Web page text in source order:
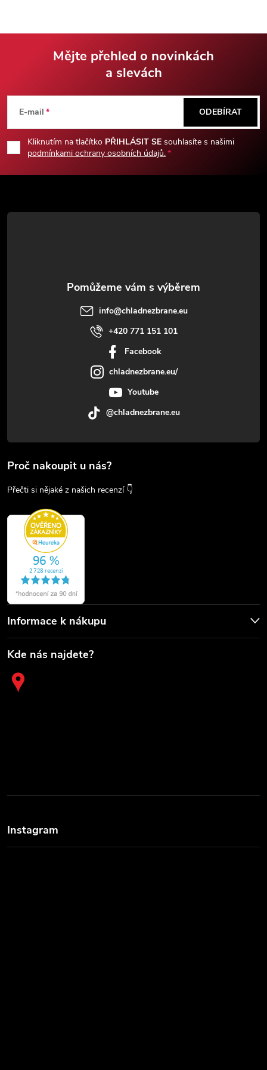
p
a
Mějte přehled o novinkách
a slevách
E-mail
Kliknutím na tlačítko PŘIHLÁSIT SE souhlasíte s našimi
podmínkami ochrany osobních údajů.
ODEBÍRAT
info@chladnezbrane.eu
+420 771 151 101
Facebook
chladnezbrane.eu/
Youtube
@chladnezbrane.eu
Proč nakoupit u nás?
Přečti si nějaké z našich recenzí 👇
Informace k nákupu
Kde nás najdete?
Instagram